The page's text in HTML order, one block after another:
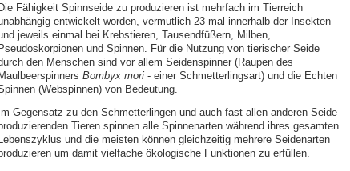
Fähigkeit Spinnseide zu produzieren ist mehrfach im Tierreich
entwickelt worden, vermutlich 23 mal innerhalb der Insekten
jeweils einmal bei Krebstieren, Tausendfüßern, Milben,
und Spinnen. Für die Nutzung von tierischer Seide
den Menschen sind vor allem Seidenspinner (Raupen des
Bombyx mori- einer Schmetterlingsart) und die Echten
(Webspinnen) von Bedeutung.
Im Gegensatz zu den Schmetterlingen und auch fast allen anderen Seide
Tieren spinnen alle Spinnenarten während ihres gesamten
Lebenszyklus und die meisten können gleichzeitig mehrere Seidenarten
um damit vielfache ökologische Funktionen zu erfüllen.